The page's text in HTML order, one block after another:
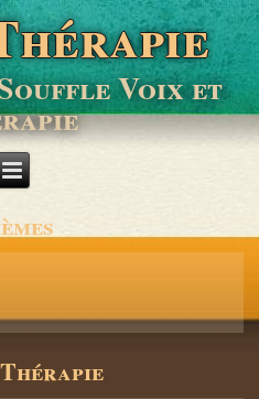
Voix et